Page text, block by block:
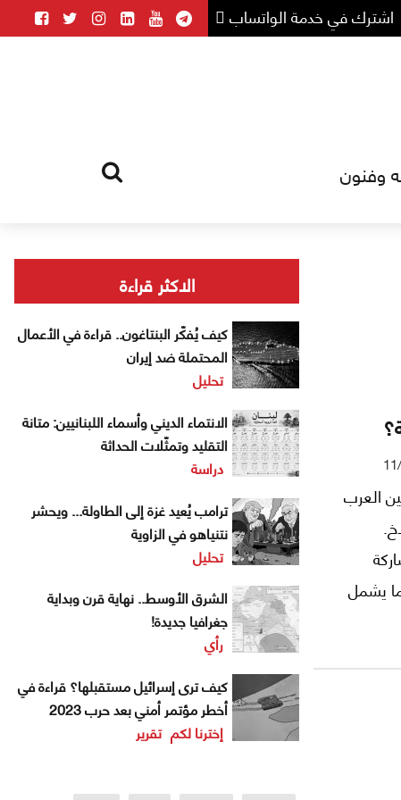
اشترك في خدمة الواتساب
وفنون
العرب
يشمل
الاكثر قراءة
كيف يُفكّر البنتاغون.. قراءة في الأعمال
المحتملة ضد إيران
تحليل
الانتماء الديني وأسماء اللبنانيين: متانة
التقليد وتمثّلات الحداثة
دراسة
ترامب يُعيد غزة إلى الطاولة... ويحشر
نتنياهو في الزاوية
تحليل
الشرق الأوسط.. نهاية قرن وبداية
جغرافيا جديدة!
رأي
كيف ترى إسرائيل مستقبلها؟ قراءة في
أخطر مؤتمر أمني بعد حرب 2023
إخترنا لكم تقرير